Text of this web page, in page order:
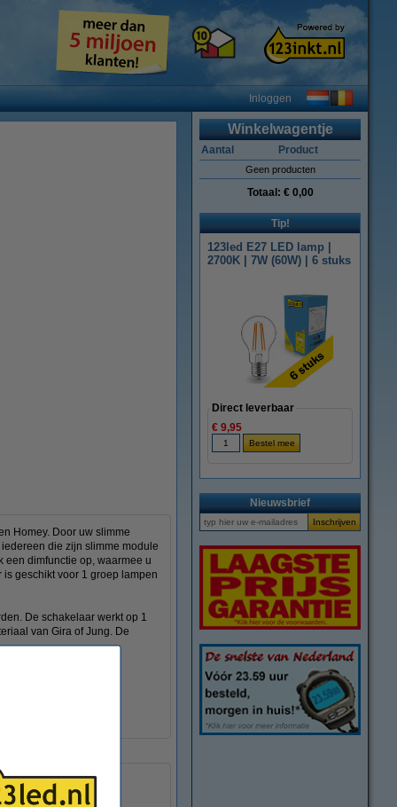
Inloggen
Homey. Door uw slimme
die zijn slimme module
een dimfunctie op, waarmee u
geschikt voor 1 groep lampen
De schakelaar werkt op 1
van Gira of Jung. De
ondersteunen.
Kika, Tradfri, Trust en
Winkelwagentje
Aantal Product
Geen producten
Totaal: € 0,00
Tip!
123led E27 LED lamp |
2700K | 7W (60W) | 6 stuks
Direct leverbaar
€ 9,95
Nieuwsbrief